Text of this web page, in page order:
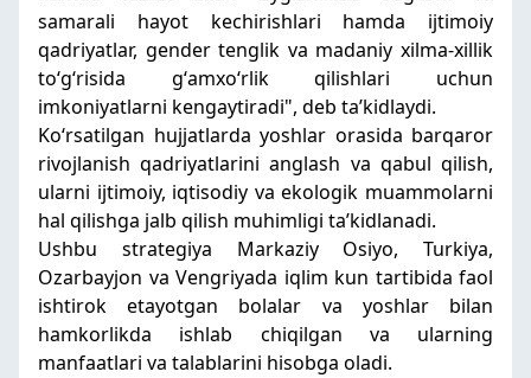
samarali hayot kechirishlari hamda ijtimoiy
qadriyatlar, gender tenglik va madaniy xilma-xillik
toʻgʻrisida gʻamxoʻrlik qilishlari uchun
imkoniyatlarni kengaytiradi", deb taʼkidlaydi.
Koʻrsatilgan hujjatlarda yoshlar orasida barqaror
rivojlanish qadriyatlarini anglash va qabul qilish,
ularni ijtimoiy, iqtisodiy va ekologik muammolarni
hal qilishga jalb qilish muhimligi taʼkidlanadi.
Ushbu strategiya Markaziy Osiyo, Turkiya,
Ozarbayjon va Vengriyada iqlim kun tartibida faol
ishtirok etayotgan bolalar va yoshlar bilan
hamkorlikda ishlab chiqilgan va ularning
manfaatlari va talablarini hisobga oladi.